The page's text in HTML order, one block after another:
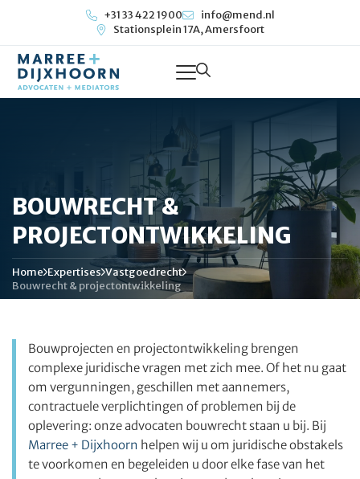
+31 33 422 1900
info@mend.nl
Stationsplein 17A, Amersfoort
BOUWRECHT &
PROJECTONTWIKKELING
Home Expertises Vastgoedrecht
Bouwrecht & projectontwikkeling
Bouwprojecten en projectontwikkeling brengen
complexe juridische vragen met zich mee. Of het nu gaat
om vergunningen, geschillen met aannemers,
contractuele verplichtingen of problemen bij de
oplevering: onze advocaten bouwrecht staan u bij. Bij
Marree + Dijxhoorn helpen wij u om juridische obstakels
te voorkomen en begeleiden u door elke fase van het